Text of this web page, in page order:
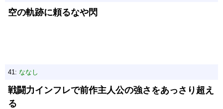
空の軌跡に頼るなや閃
41: ななし
戦闘力インフレで前作主人公の強さをあっさり超え
る